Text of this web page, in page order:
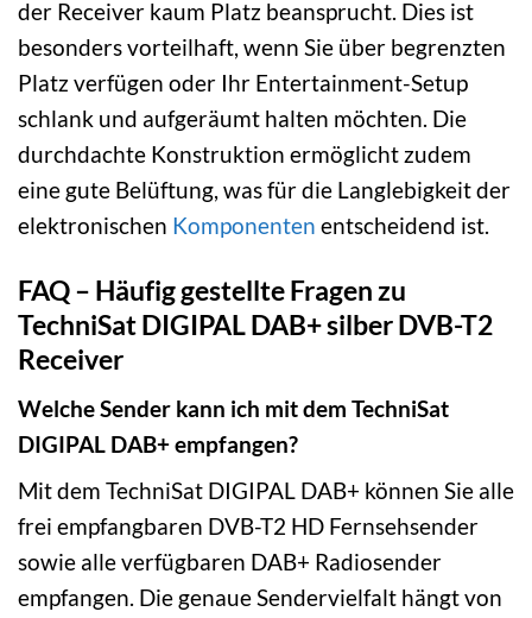
der Receiver kaum Platz beansprucht. Dies ist
besonders vorteilhaft, wenn Sie über begrenzten
Platz verfügen oder Ihr Entertainment-Setup
schlank und aufgeräumt halten möchten. Die
durchdachte Konstruktion ermöglicht zudem
eine gute Belüftung, was für die Langlebigkeit der
elektronischen Komponenten entscheidend ist.
FAQ – Häufig gestellte Fragen zu
TechniSat DIGIPAL DAB+ silber DVB-T2
Receiver
Welche Sender kann ich mit dem TechniSat
DIGIPAL DAB+ empfangen?
Mit dem TechniSat DIGIPAL DAB+ können Sie alle
frei empfangbaren DVB-T2 HD Fernsehsender
sowie alle verfügbaren DAB+ Radiosender
empfangen. Die genaue Sendervielfalt hängt von